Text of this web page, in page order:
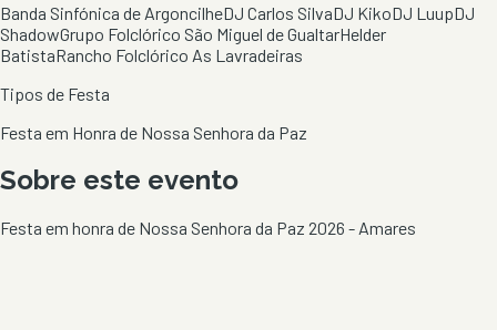
Banda Sinfónica de ArgoncilheDJ Carlos SilvaDJ KikoDJ LuupDJ
ShadowGrupo Folclórico São Miguel de GualtarHelder
BatistaRancho Folclórico As Lavradeiras
Tipos de Festa
Festa em Honra de Nossa Senhora da Paz
Sobre este evento
Festa em honra de Nossa Senhora da Paz 2026 - Amares